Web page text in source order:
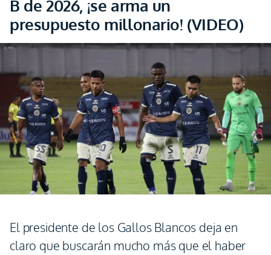
B de 2026, ¡se arma un
presupuesto millonario! (VIDEO)
El presidente de los Gallos Blancos deja en
claro que buscarán mucho más que el haber